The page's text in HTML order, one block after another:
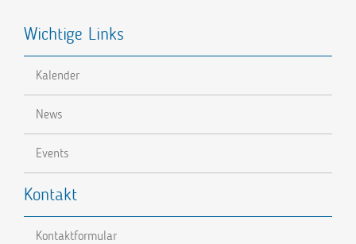
Wichtige Links
Kalender
News
Events
Kontakt
Kontaktformular